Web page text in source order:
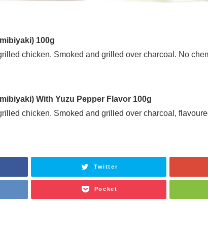
100g
chicken. Smoked and grilled over charcoal. No
With Yuzu Pepper Flavor 100g
chicken. Smoked and grilled over charcoal,
Twitter
Pocket